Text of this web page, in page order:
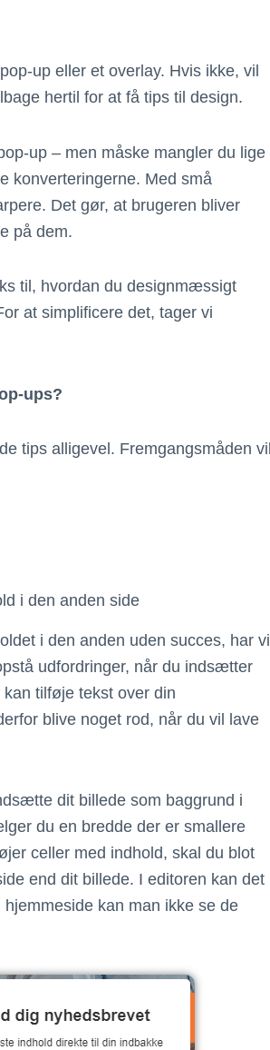
up eller et overlay. Hvis ikke, vil
hertil for at få tips til design.
up – men måske mangler du lige
konverteringerne. Med små
Det gør, at brugeren bliver
på dem.
til, hvordan du designmæssigt
at simplificere det, tager vi
ups?
tips alligevel. Fremgangsmåden vil
i den anden side
i den anden uden succes, har vi
udfordringer, når du indsætter
tilføje tekst over din
blive noget rod, når du vil lave
dit billede som baggrund i
du en bredde der er smallere
celler med indhold, skal du blot
end dit billede. I editoren kan det
kan man ikke se de